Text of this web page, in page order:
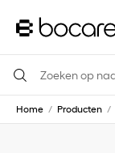
Home / Producten /